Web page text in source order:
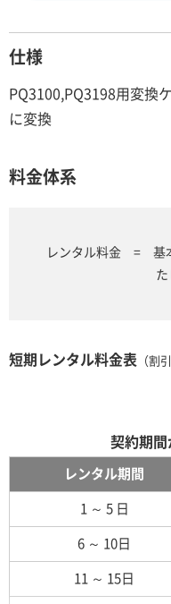
仕様
PQ3100,PQ3198用変換
に変換
料金体系
レンタル料金 = 基
短期レンタル料金表 （割
契約期間
レンタル期間
1 ～ 5 日
6 ～ 10日
11 ～ 15日